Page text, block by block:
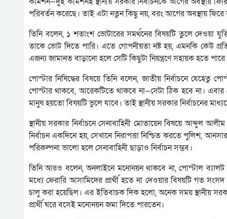
পরিবর্তন করেছে। তাই এটা নতুন কিছু নয়, বরং আগের অবস্থায় ফিরে
তিনি বলেন, ১ শতাংশ ভোটারের সমর্থনের বিষয়টি তুলে দেওয়া
তাকে ভোট দিতে পারি। এতে গোপনীয়তা নষ্ট হয়, এমনকি কেউ
এজন্য জামানত বাড়ানো হলে সেটি কিছুটা নিয়ন্ত্রণে সহায়ক হতে
পোস্টার নিষিদ্ধের বিষয়ে তিনি বলেন, জাতীয় নির্বাচনে যেহেতু
পোস্টার থাকবে, আরেকটিতে থাকবে না—সেটা ঠিক হবে না। এবার
মানুষ হয়তো বিষয়টি ভুলে যাবে। তাই স্থানীয় সরকার নির্বাচনের
স্থানীয় সরকার নির্বাচনে সেনাবাহিনী মোতায়েন বিষয়ে আব্দুল
নির্বাচন একদিনে হয়, সেখানে নিরাপত্তা নিশ্চিত করতে পুলিশ,
পরিকল্পনা ভালো হলে সেনাবাহিনী ছাড়াও নির্বাচন সম্ভব।
তিনি আরও বলেন, অনলাইনে মনোনয়ন থাকবে না, পোস্টাল ব্যালট
মধ্যে ফেরারি আসামিদের প্রার্থী হতে না দেওয়ার বিষয়টি গত
চালু করা হয়েছিল। এর ইতিবাচক দিক হলো, অনেক সময় স্থানীয়
প্রার্থী ঘরে বসেই মনোনয়ন জমা দিতে পারতেন।